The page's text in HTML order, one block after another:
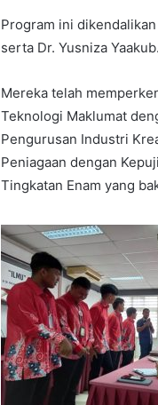
Program ini
serta Dr. Yusniza Yaakub.
Mereka telah
Teknologi Maklumat
Pengurusan Industri
Peniagaan dengan
Tingkatan Enam yang